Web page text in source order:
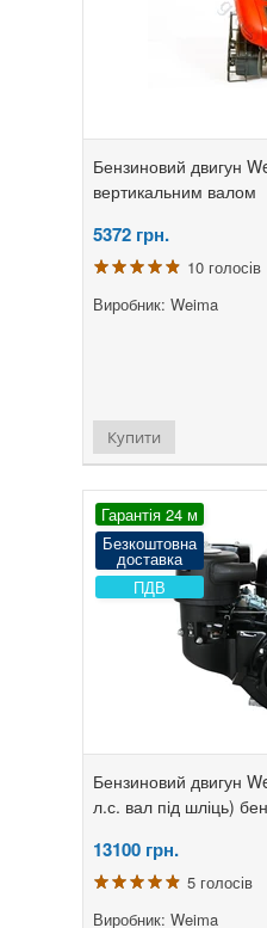
Бензиновий двигун
вертикальним валом
5372 грн.
10 голосів
Виробник: Weima
Купити
Гарантія 24 м
Безкоштовна
доставка
ПДВ
Бензиновий двигун
л.с. вал під шліць)
13100 грн.
5 голосів
Виробник: Weima